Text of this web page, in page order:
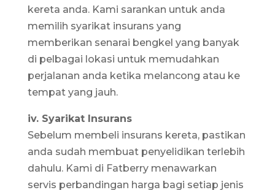
kereta anda. Kami sarankan untuk anda
memilih syarikat insurans yang
memberikan senarai bengkel yang banyak
di pelbagai lokasi untuk memudahkan
perjalanan anda ketika melancong atau ke
tempat yang jauh.
iv. Syarikat Insurans
Sebelum membeli insurans kereta, pastikan
anda sudah membuat penyelidikan terlebih
dahulu. Kami di Fatberry menawarkan
servis perbandingan harga bagi setiap jenis